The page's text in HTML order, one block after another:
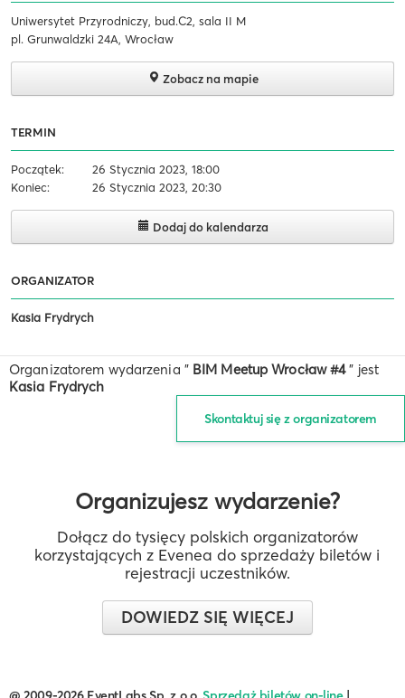
Uniwersytet Przyrodniczy, bud.C2, sala II M
pl. Grunwaldzki 24A, Wrocław
Zobacz na mapie
TERMIN
Początek:
26 Stycznia 2023, 18:00
Koniec:
26 Stycznia 2023, 20:30
Dodaj do kalendarza
ORGANIZATOR
Kasia Frydrych
Organizatorem wydarzenia " BIM Meetup Wrocław #4" jest
Kasia Frydrych
Skontaktuj się z organizatorem
Organizujesz wydarzenie?
Dołącz do tysięcy polskich organizatorów
korzystających z Evenea do sprzedaży biletów i
rejestracji uczestników.
DOWIEDZ SIĘ WIĘCEJ